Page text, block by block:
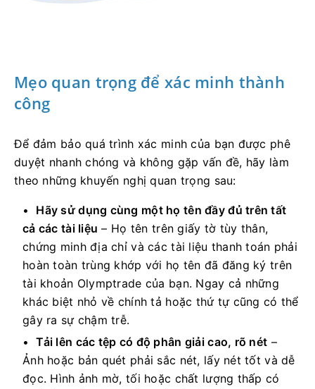
Mẹo quan trọng để xác minh thành
công
Để đảm bảo quá trình xác minh của bạn được phê
duyệt nhanh chóng và không gặp vấn đề, hãy làm
theo những khuyến nghị quan trọng sau:
Hãy sử dụng cùng một họ tên đầy đủ trên tất
cả các tài liệu – Họ tên trên giấy tờ tùy thân,
chứng minh địa chỉ và các tài liệu thanh toán phải
hoàn toàn trùng khớp với họ tên đã đăng ký trên
tài khoản Olymptrade của bạn. Ngay cả những
khác biệt nhỏ về chính tả hoặc thứ tự cũng có thể
gây ra sự chậm trễ.
Tải lên các tệp có độ phân giải cao, rõ nét –
Ảnh hoặc bản quét phải sắc nét, lấy nét tốt và dễ
đọc. Hình ảnh mờ, tối hoặc chất lượng thấp có